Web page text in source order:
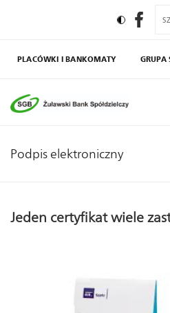
PLACÓWKI I BANKOMATY GRUPA
Podpis elektroniczny
Jeden certyfikat wiele